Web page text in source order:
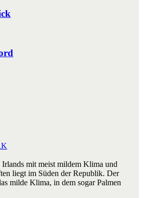
mit meist mildem Klima und
liegt im Süden der Republik. Der
milde Klima, in dem sogar Palmen